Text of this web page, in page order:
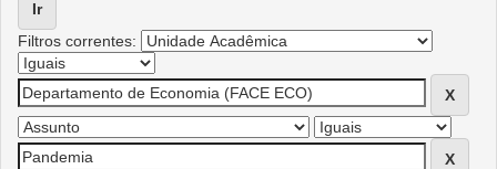
Filtros correntes: